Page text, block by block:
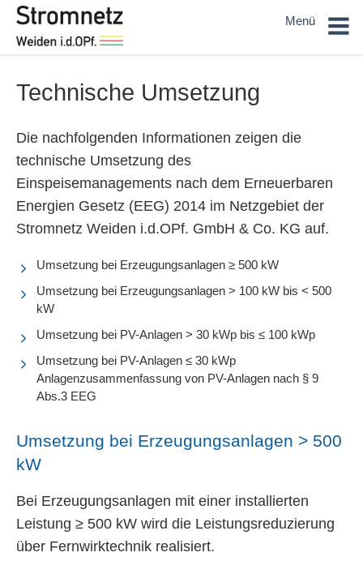
Menü
Sie sind hier: Home
Einspeisemanagement
Technische Umsetzung
Technische Umsetzung
Die nachfolgenden Informationen zeigen die
technische Umsetzung des
Einspeisemanagements nach dem Erneuerbaren
Energien Gesetz (EEG) 2014 im Netzgebiet der
Stromnetz Weiden i.d.OPf. GmbH & Co. KG auf.
Umsetzung bei Erzeugungsanlagen ≥ 500 kW
Umsetzung bei Erzeugungsanlagen > 100 kW bis < 500
kW
Umsetzung bei PV-Anlagen > 30 kWp bis ≤ 100 kWp
Umsetzung bei PV-Anlagen ≤ 30 kWp
Anlagenzusammenfassung von PV-Anlagen nach § 9
Abs.3 EEG
Umsetzung bei Erzeugungsanlagen > 500
kW
Bei Erzeugungsanlagen mit einer installierten
Leistung ≥ 500 kW wird die Leistungsreduzierung
über Fernwirktechnik realisiert.